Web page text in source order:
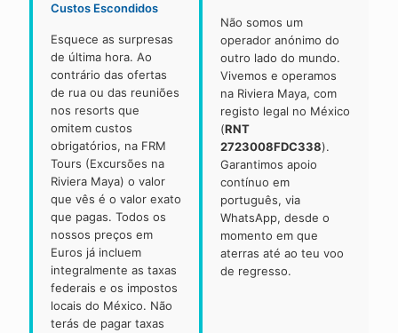
Custos Escondidos
Esquece as surpresas
de última hora. Ao
contrário das ofertas
de rua ou das reuniões
nos resorts que
omitem custos
obrigatórios, na FRM
Tours (Excursões na
Riviera Maya) o valor
que vês é o valor exato
que pagas. Todos os
nossos preços em
Euros já incluem
integralmente as taxas
federais e os impostos
locais do México. Não
terás de pagar taxas
Não somos um
operador anónimo do
outro lado do mundo.
Vivemos e operamos
na Riviera Maya, com
registo legal no México
(RNT
2723008FDC338).
Garantimos apoio
contínuo em
português, via
WhatsApp, desde o
momento em que
aterras até ao teu voo
de regresso.